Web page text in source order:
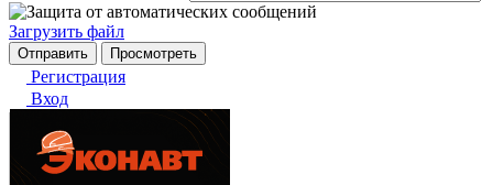
Загрузить файл
Регистрация
Вход